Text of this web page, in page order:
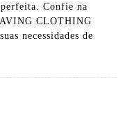
perfeita. Confie na
CLOTHING
necessidades de